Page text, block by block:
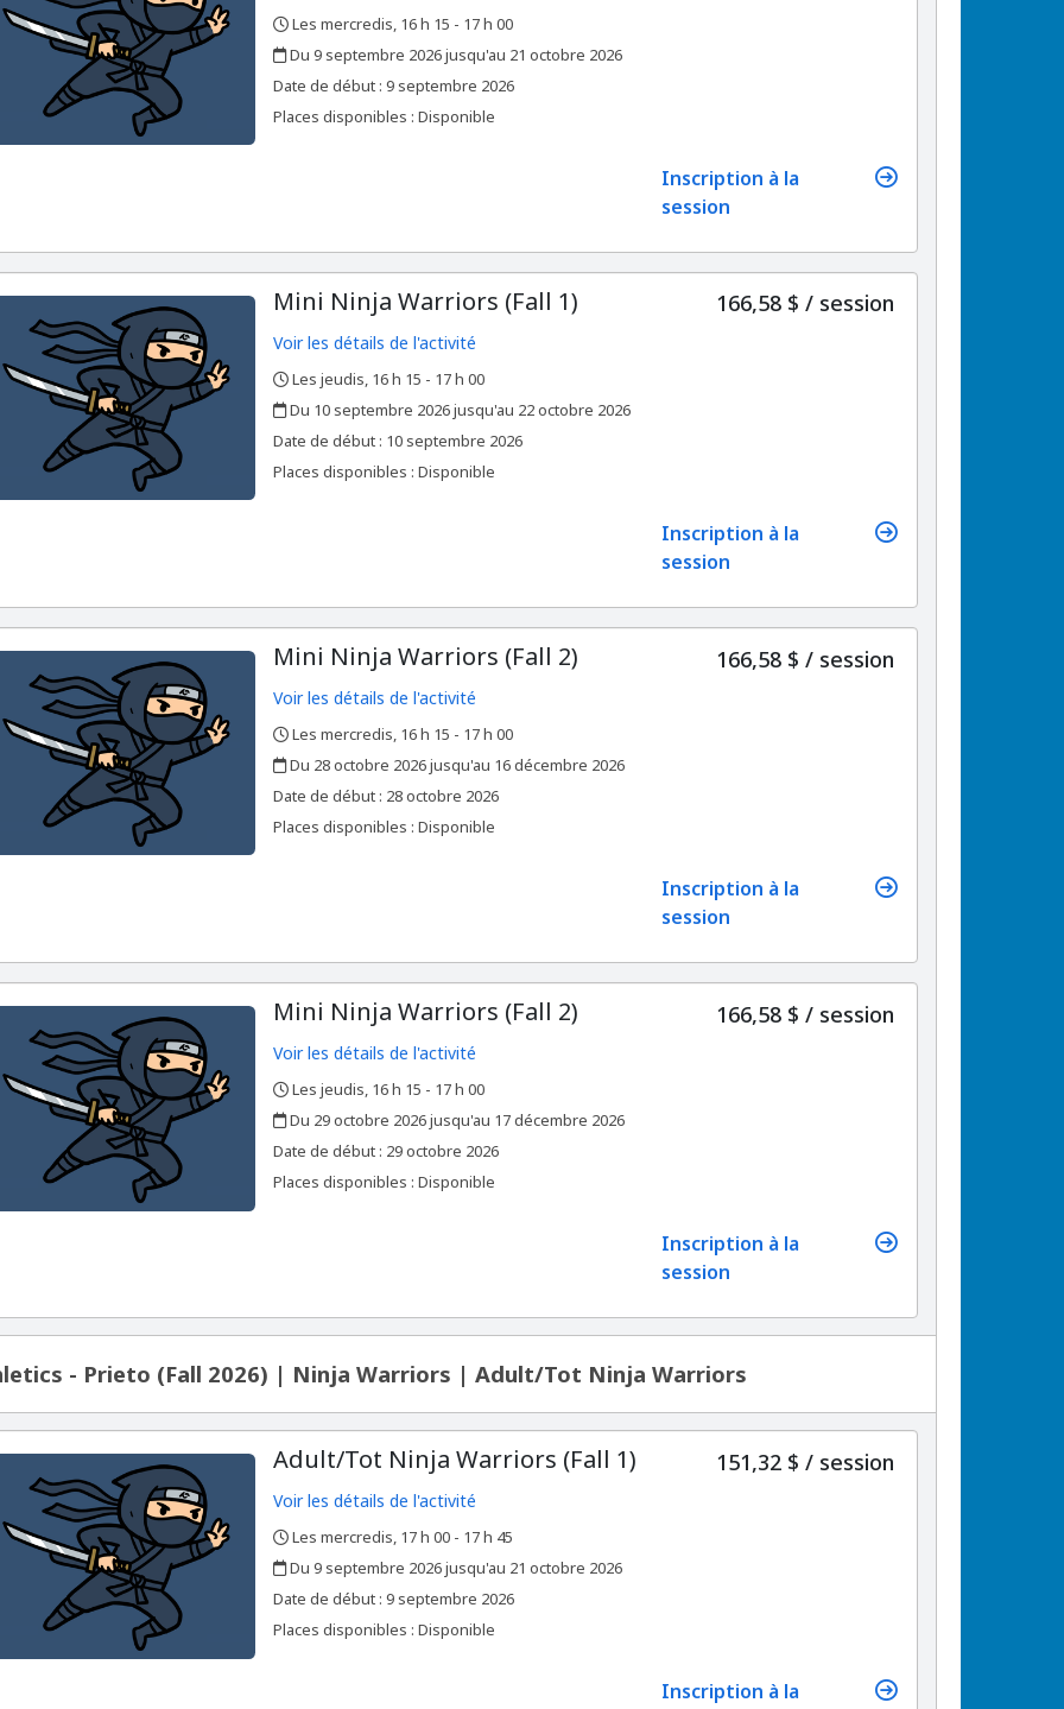
,
Les mercredis, 16 h 15 - 17 h 00
, Du 9 septembre 2026 jusqu'au 21 octobre 2026
Date de début :,9 septembre 2026
Places disponibles : Disponible
Inscription à la
session
Mini Ninja Warriors (Fall 1)
Voir les détails de l'activité
,
Les jeudis, 16 h 15 - 17 h 00
, Du 10 septembre 2026 jusqu'au 22 octobre 2026
Date de début : ,10 septembre 2026
Places disponibles : Disponible
166,58 $ / par
session
Inscription à la
session
Mini Ninja Warriors (Fall 2)
Voir les détails de l'activité
,
Les mercredis, 16 h 15 - 17 h 00
, Du 28 octobre 2026 jusqu'au 16 décembre 2026
Date de début : ,28 octobre 2026
Places disponibles : Disponible
166,58 $ / par
session
Inscription à la
session
Mini Ninja Warriors (Fall 2)
Voir les détails de l'activité
,
Les jeudis, 16 h 15 - 17 h 00
, Du 29 octobre 2026 jusqu'au 17 décembre 2026
Date de début : ,29 octobre 2026
Places disponibles : Disponible
166,58 $ / par
session
Inscription à la
session
- Prieto (Fall 2026) | Ninja Warriors | Adult/Tot Ninja Warriors
Adult/Tot Ninja Warriors (Fall 1)
Voir les détails de l'activité
,
Les mercredis, 17 h 00 - 17 h 45
, Du 9 septembre 2026 jusqu'au 21 octobre 2026
Date de début :,9 septembre 2026
Places disponibles : Disponible
151,32 $ / par
session
Inscription à la